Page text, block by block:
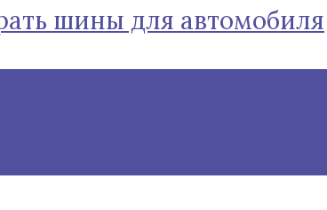
шины для автомобиля